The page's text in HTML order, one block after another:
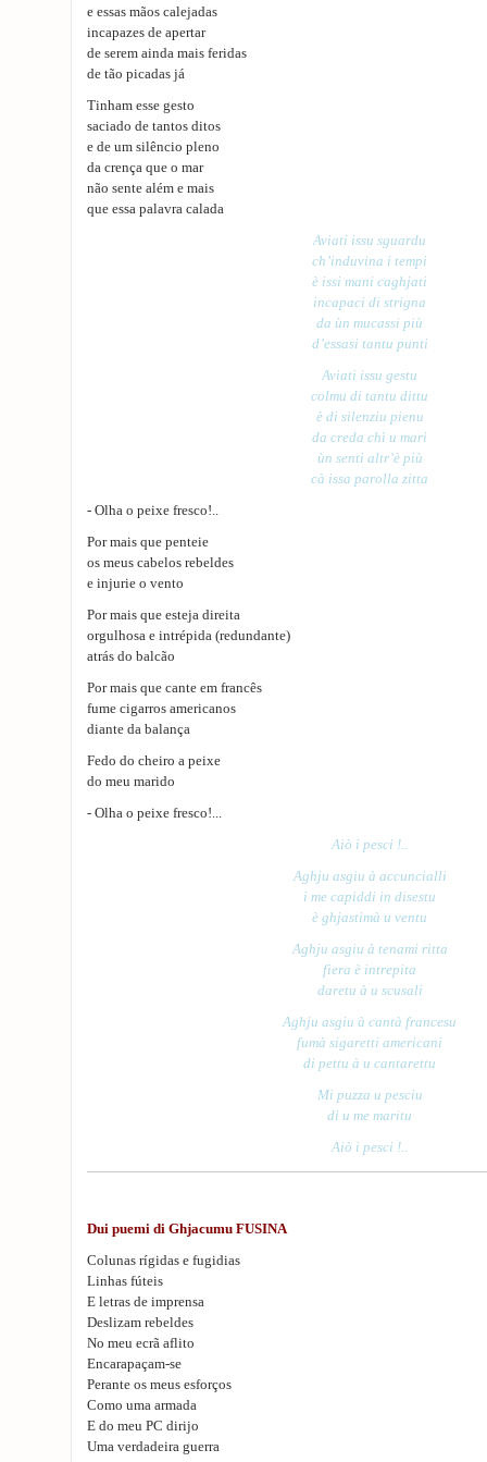
e essas mãos calejadas
incapazes de apertar
de serem ainda mais feridas
de tão picadas já
Tinham esse gesto
saciado de tantos ditos
e de um silêncio pleno
da crença que o mar
não sente além e mais
que essa palavra calada
Aviati issu sguardu
ch’induvina i tempi
è issi mani caghjati
incapaci di strigna
da ùn mucassi più
d’essasi tantu punti
Aviati issu gestu
colmu di tantu dittu
è di silenziu pienu
da creda chì u mari
ùn senti altr’è più
cà issa parolla zitta
- Olha o peixe fresco!..
Por mais que penteie
os meus cabelos rebeldes
e injurie o vento
Por mais que esteja direita
orgulhosa e intrépida (redundante)
atrás do balcão
Por mais que cante em francês
fume cigarros americanos
diante da balança
Fedo do cheiro a peixe
do meu marido
- Olha o peixe fresco!...
Aiò i pesci !..
Aghju asgiu à accuncialli
i me capiddi in disestu
è ghjastimà u ventu
Aghju asgiu à tenami ritta
fiera è intrepita
daretu à u scusali
Aghju asgiu à cantà francesu
fumà sigaretti americani
di pettu à u cantarettu
Mi puzza u pesciu
di u me maritu
Aiò i pesci !..
Dui puemi di Ghjacumu FUSINA
Colunas rígidas e fugidias
Linhas fúteis
E letras de imprensa
Deslizam rebeldes
No meu ecrã aflito
Encarapaçam-se
Perante os meus esforços
Como uma armada
E do meu PC dirijo
Uma verdadeira guerra